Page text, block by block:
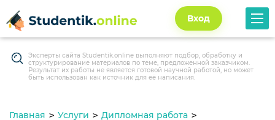
Вход
Эксперты сайта Studentik.online выполняют подбор, обработку и
структурирование материалов по теме, предложенной заказчиком.
Результат их работы не является готовой научной работой, но может
быть использован как источник для её написания.
Главная Услуги
Дипломная работа